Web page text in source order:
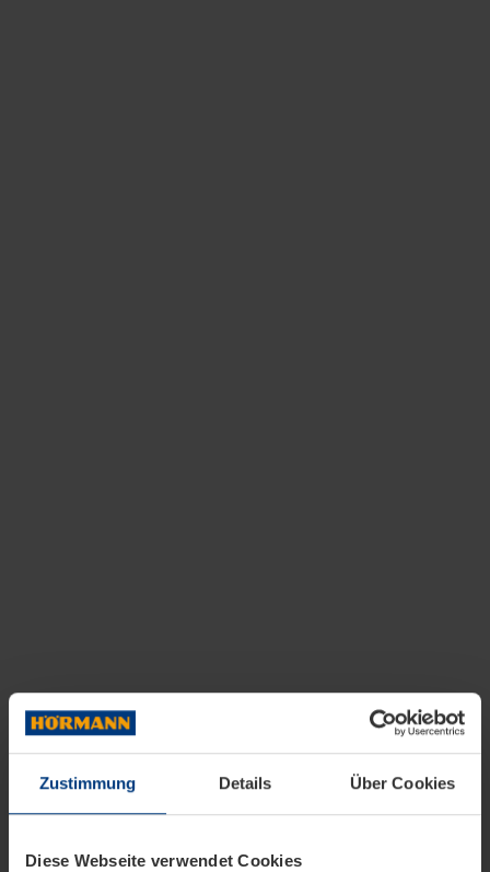
Zustimmung Details Über Cookies
Diese Webseite verwendet Cookies